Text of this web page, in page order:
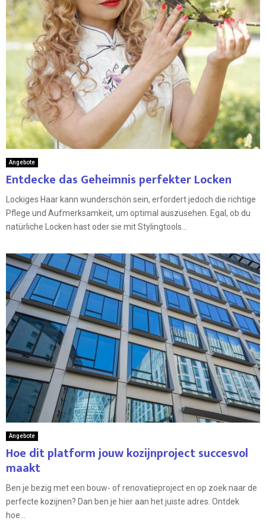
Angebote
Entdecke das Geheimnis perfekter Locken
Lockiges Haar kann wunderschön sein, erfordert jedoch die richtige
Pflege und Aufmerksamkeit, um optimal auszusehen. Egal, ob du
natürliche Locken hast oder sie mit Stylingtools...
Angebote
Hoe dit platform jouw kozijnproject succesvol
maakt
Ben je bezig met een bouw- of renovatieproject en op zoek naar de
perfecte kozijnen? Dan ben je hier aan het juiste adres. Ontdek
hoe...